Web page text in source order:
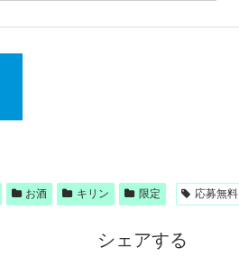
お酒 キリン 限定 応募無料
シェアする